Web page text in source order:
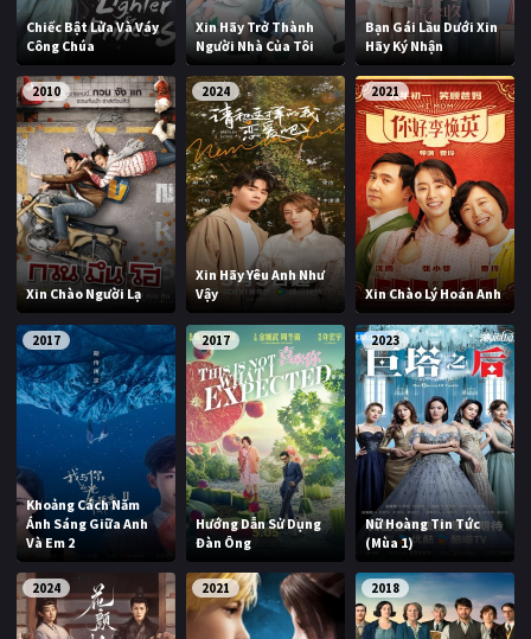
Chiếc Bật Lửa Và Váy
Công Chúa
Xin Hãy Trở Thành
Người Nhà Của Tôi
Bạn Gái Lầu Dưới Xin
Hãy Ký Nhận
2010
Xin Chào Người Lạ
2024
Xin Hãy Yêu Anh Như
Vậy
2021
Xin Chào Lý Hoán Anh
2017
Khoảng Cách Năm
Ánh Sáng Giữa Anh
Và Em 2
2017
Hướng Dẫn Sử Dụng
Đàn Ông
2023
Nữ Hoàng Tin Tức
(Mùa 1)
2024 2021 2018